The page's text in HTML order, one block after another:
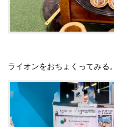
ライオンをおちょくってみる。